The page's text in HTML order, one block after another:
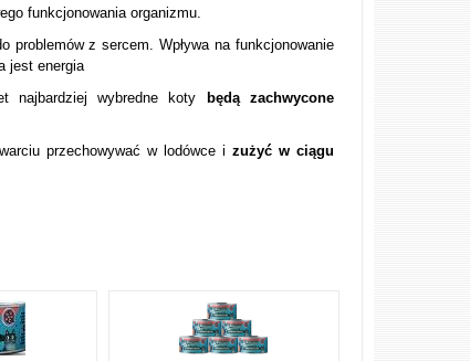
funkcjonowania organizmu.
z sercem. Wpływa na funkcjonowanie
jest energia
najbardziej wybredne koty
będą zachwycone
przechowywać w lodówce izużyć w ciągu